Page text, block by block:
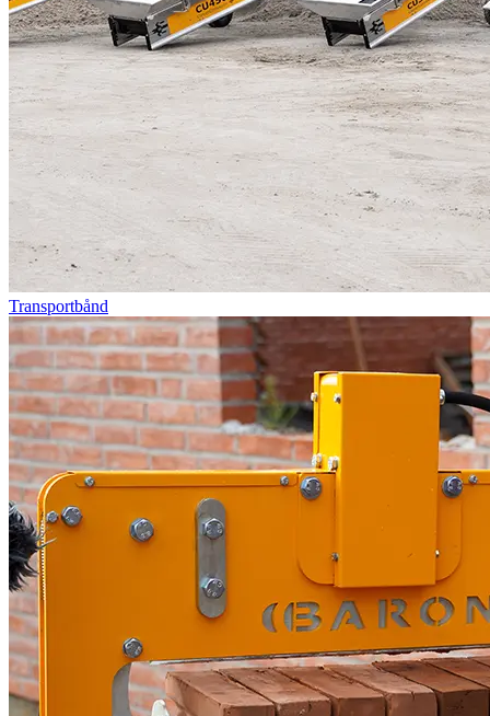
Transportbånd